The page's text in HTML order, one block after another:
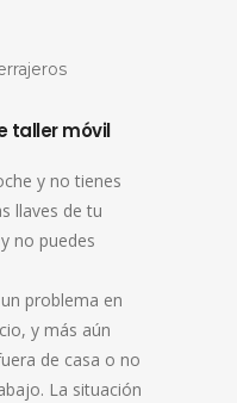
taller móvil
y no tienes
llaves de tu
no puedes
problema en
y más aún
de casa o no
La situación